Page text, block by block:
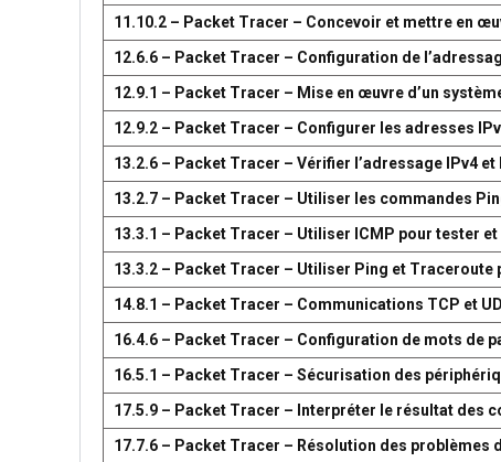
11.10.2 – Packet Tracer – Concevoir et mettre en
12.6.6 – Packet Tracer – Configuration de
12.9.1 – Packet Tracer – Mise en œuvre d’un
12.9.2 – Packet Tracer – Configurer les adresses
13.2.6 – Packet Tracer – Vérifier l’adressage IPv4 et
13.2.7 – Packet Tracer – Utiliser les commandes
13.3.1 – Packet Tracer – Utiliser ICMP pour tester
13.3.2 – Packet Tracer – Utiliser Ping et
14.8.1 – Packet Tracer – Communications TCP et
16.4.6 – Packet Tracer – Configuration de mots de
16.5.1 – Packet Tracer – Sécurisation des
17.5.9 – Packet Tracer – Interpréter le résultat des
17.7.6 – Packet Tracer – Résolution des problèmes